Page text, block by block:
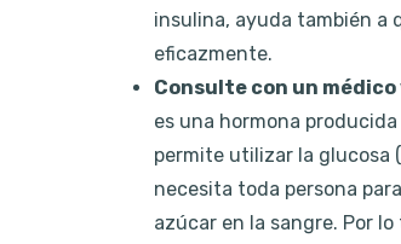
insulina, ayuda también a
eficazmente.
Consulte con un
es una hormona
permite utilizar la glucosa
necesita toda persona
azúcar en la sangre. Por